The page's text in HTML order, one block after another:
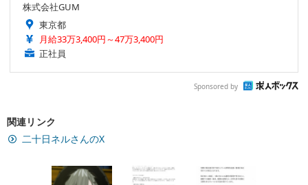
株式会社GUM
東京都
月給33万3,400円～47万3,400円
正社員
Sponsored by
関連リンク
二十日ネルさんのX